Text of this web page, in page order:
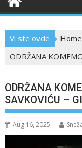
Vi ste ovde Home
ODRŽANA
ODRŽANA
SAVKOVIĆU –
Aug 16, 2025